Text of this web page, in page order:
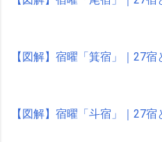
【図解】宿曜「箕宿」｜27
【図解】宿曜「斗宿」｜27